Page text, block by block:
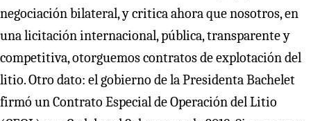
negociación bilateral, y critica ahora que nosotros, en
una licitación internacional, pública, transparente y
competitiva, otorguemos contratos de explotación del
litio. Otro dato: el gobierno de la Presidenta Bachelet
firmó un Contrato Especial de Operación del Litio